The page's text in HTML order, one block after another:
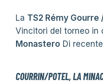
La TS2 Rémy Gourre
Vincitori del torneo in
Monastero Di
COURRIN/POTEL, LA